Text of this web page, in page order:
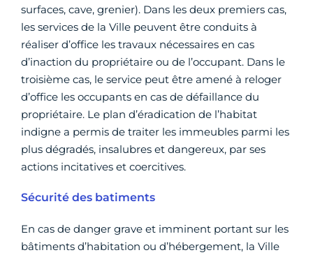
surfaces, cave, grenier). Dans les deux premiers cas,
les services de la Ville peuvent être conduits à
réaliser d’office les travaux nécessaires en cas
d’inaction du propriétaire ou de l’occupant. Dans le
troisième cas, le service peut être amené à reloger
d’office les occupants en cas de défaillance du
propriétaire. Le plan d’éradication de l’habitat
indigne a permis de traiter les immeubles parmi les
plus dégradés, insalubres et dangereux, par ses
actions incitatives et coercitives.
Sécurité des batiments
En cas de danger grave et imminent portant sur les
bâtiments d’habitation ou d’hébergement, la Ville